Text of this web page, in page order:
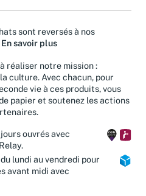
sont reversés à nos
En savoir plus
réaliser notre mission :
culture. Avec chacun, pour
vie à ces produits, vous
papier et soutenez les actions
ouvrés avec
lundi au vendredi pour
avant midi avec